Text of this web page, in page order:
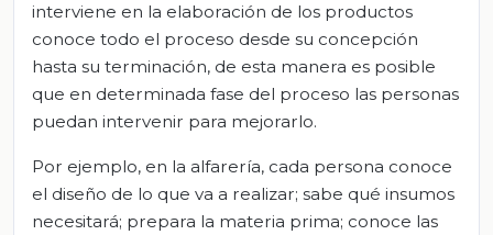
interviene en la elaboración de los productos
conoce todo el proceso desde su concepción
hasta su terminación, de esta manera es posible
que en determinada fase del proceso las personas
puedan intervenir para mejorarlo.
Por ejemplo, en la alfarería, cada persona conoce
el diseño de lo que va a realizar; sabe qué insumos
necesitará; prepara la materia prima; conoce las